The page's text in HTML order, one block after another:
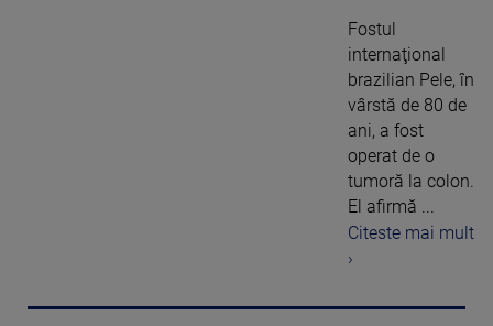
Fostul
internaţional
brazilian Pele, în
vârstă de 80 de
ani, a fost
operat de o
tumoră la colon.
El afirmă ...
Citeste mai mult
›